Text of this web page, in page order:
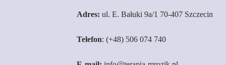
Adres: ul. E. Bałuki 9a/1 70-407 Szczecin
Telefon: (+48) 506 074 740